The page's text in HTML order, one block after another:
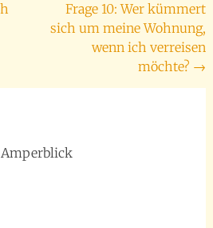
Frage 10: Wer kümmert
sich um meine Wohnung,
wenn ich verreisen
möchte? →
Amperblick